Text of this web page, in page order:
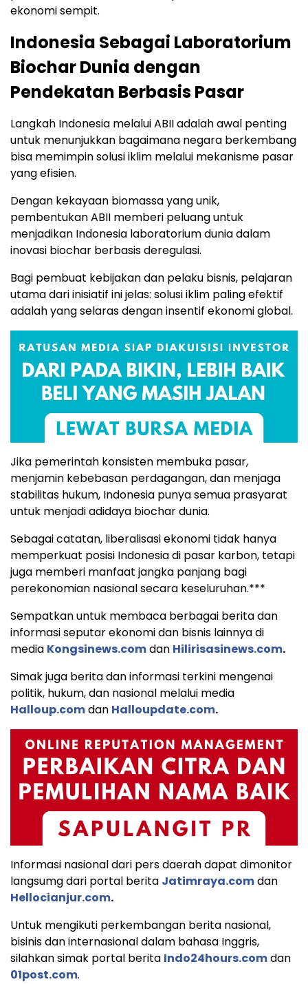
ekonomi sempit.
Indonesia Sebagai Laboratorium
Biochar Dunia dengan
Pendekatan Berbasis Pasar
Langkah Indonesia melalui ABII adalah awal penting
untuk menunjukkan bagaimana negara berkembang
bisa memimpin solusi iklim melalui mekanisme pasar
yang efisien.
Dengan kekayaan biomassa yang unik,
pembentukan ABII memberi peluang untuk
menjadikan Indonesia laboratorium dunia dalam
inovasi biochar berbasis deregulasi.
Bagi pembuat kebijakan dan pelaku bisnis, pelajaran
utama dari inisiatif ini jelas: solusi iklim paling efektif
adalah yang selaras dengan insentif ekonomi global.
Jika pemerintah konsisten membuka pasar,
menjamin kebebasan perdagangan, dan menjaga
stabilitas hukum, Indonesia punya semua prasyarat
untuk menjadi adidaya biochar dunia.
Sebagai catatan, liberalisasi ekonomi tidak hanya
memperkuat posisi Indonesia di pasar karbon, tetapi
juga memberi manfaat jangka panjang bagi
perekonomian nasional secara keseluruhan.***
Sempatkan untuk membaca berbagai berita dan
informasi seputar ekonomi dan bisnis lainnya di
media Kongsinews.comdan Hilirisasinews.com.
Simak juga berita dan informasi terkini mengenai
politik, hukum, dan nasional melalui media
Halloup.comdan Halloupdate.com.
Informasi nasional dari pers daerah dapat dimonitor
langsumg dari portal berita Jatimraya.comdan
Hellocianjur.com.
Untuk mengikuti perkembangan berita nasional,
bisinis dan internasional dalam bahasa Inggris,
silahkan simak portal berita Indo24hours.comdan
01post.com.